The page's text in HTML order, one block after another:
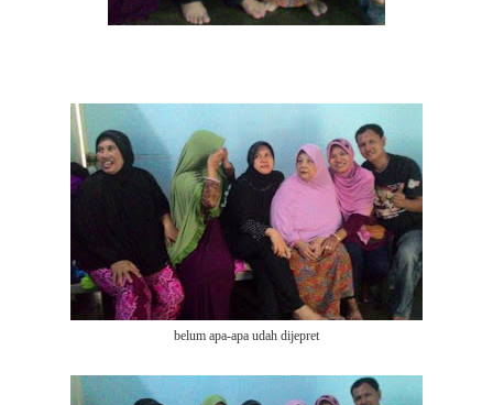
belum apa-apa udah dijepret